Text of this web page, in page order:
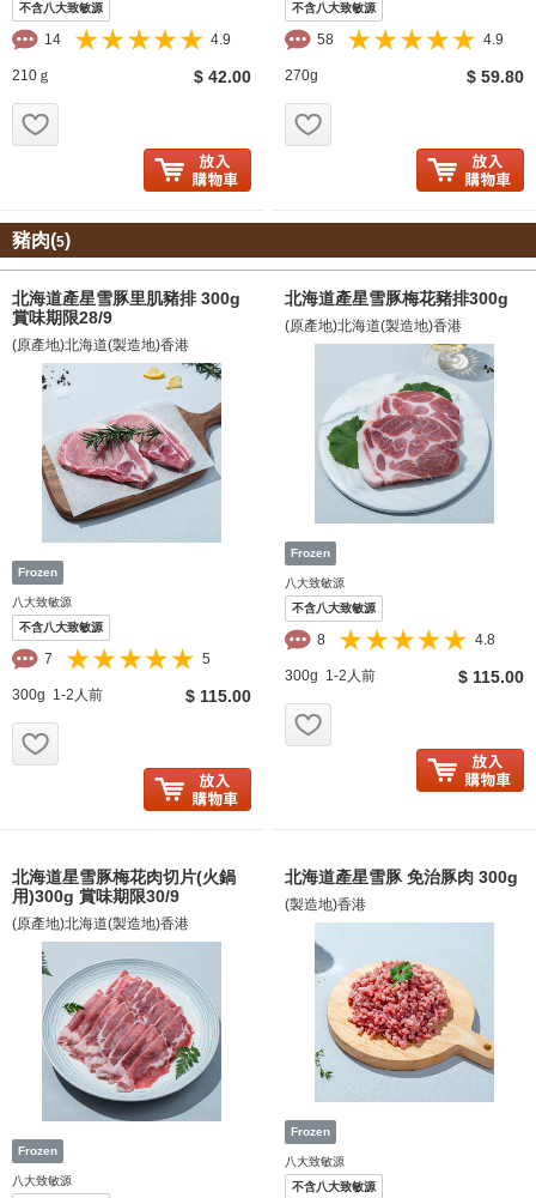
不含八大致敏源
14 4.9
210ｇ $ 42.00
不含八大致敏源
58 4.9
270g $ 59.80
豬肉(5)
北海道產星雪豚里肌豬排 300g
賞味期限28/9
(原產地)北海道(製造地)香港
八大致敏源
不含八大致敏源
7 5
300g 1-2人前 $ 115.00
北海道產星雪豚梅花豬排300g
(原產地)北海道(製造地)香港
八大致敏源
不含八大致敏源
8 4.8
300g 1-2人前 $ 115.00
北海道星雪豚梅花肉切片(火鍋
用)300g 賞味期限30/9
(原產地)北海道(製造地)香港
八大致敏源
北海道產星雪豚 免治豚肉 300g
(製造地)香港
八大致敏源
不含八大致敏源